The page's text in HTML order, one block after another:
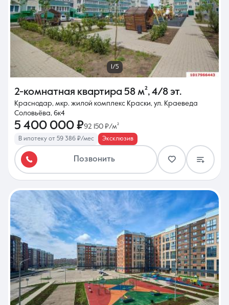
1/5
2-комнатная квартира 58 м², 4/8 эт.
Краснодар, мкр. жилой комплекс Краски, ул. Краеведа
Соловьёва, 6к4
5 400 000 ₽92 150 ₽/м²
В ипотеку от 59 386 ₽/мес Эксклюзив
Позвонить